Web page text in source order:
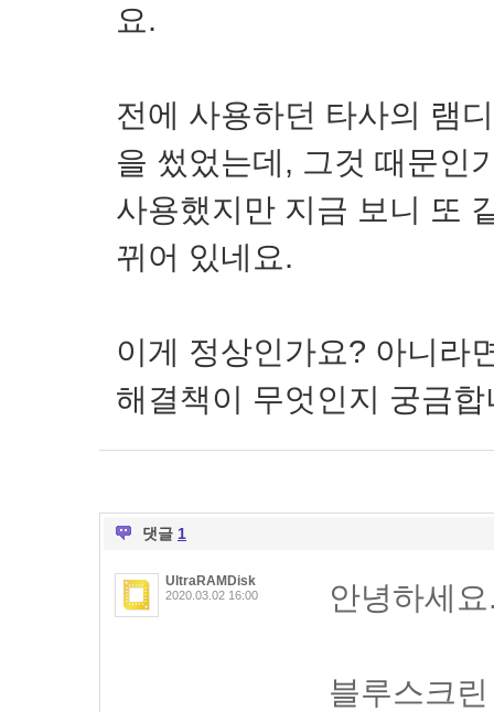
요.
전에 사용하던 타사의 램
을 썼었는데, 그것 때문인
사용했지만 지금 보니 또
뀌어 있네요.
이게 정상인가요? 아니라
해결책이 무엇인지 궁금
댓글 1
UltraRAMDisk
2020.03.02 16:00 안녕하세
블루스크